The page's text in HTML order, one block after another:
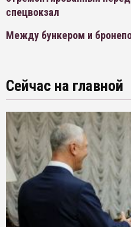
спецвокзал
Между бункером и
Сейчас на главной